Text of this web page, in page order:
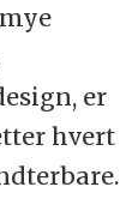
er
hvert